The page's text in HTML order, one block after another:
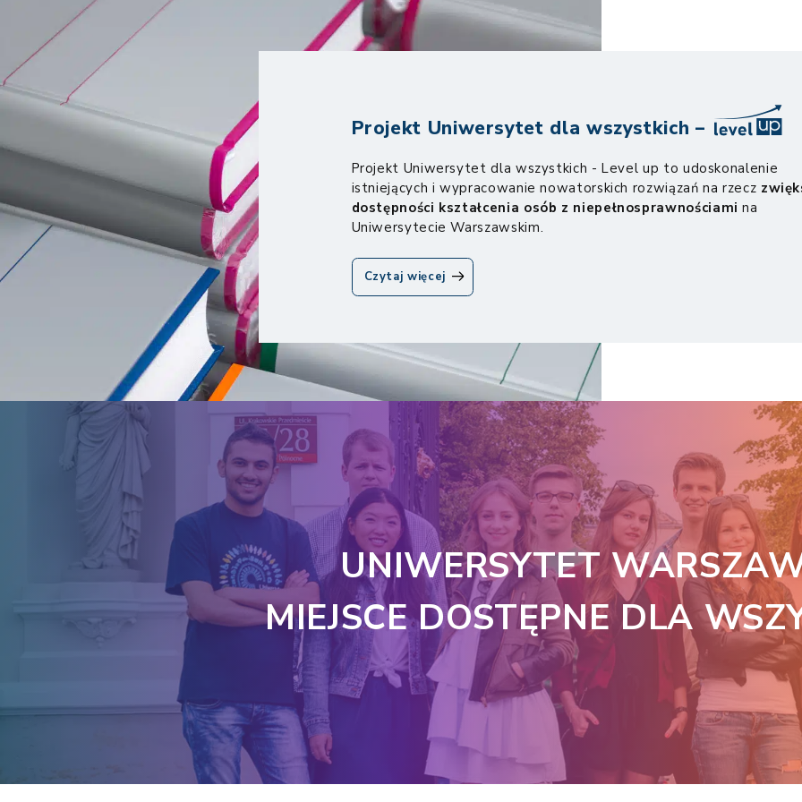
Projekt Uniwersytet dla wszystkich –
Projekt Uniwersytet dla wszystkich - Level up to udoskonalenie
istniejących i wypracowanie nowatorskich rozwiązań na rzecz
dostępności kształcenia osób z niepełnosprawnościami na
Uniwersytecie Warszawskim.
Czytaj więcejoLevel
Up
UNIWERSYTET
MIEJSCE DOSTĘPNE DLA